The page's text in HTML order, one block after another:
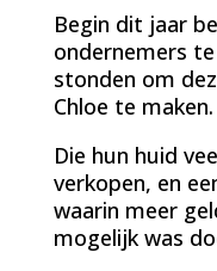
Begin dit jaar
ondernemers
stonden om
Chloe te maken.
Die hun huid
verkopen, en
waarin meer
mogelijk was